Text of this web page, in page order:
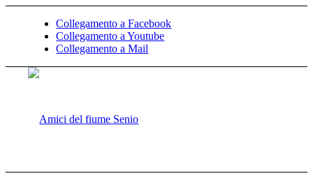
Collegamento a Facebook
Collegamento a Youtube
Collegamento a Mail